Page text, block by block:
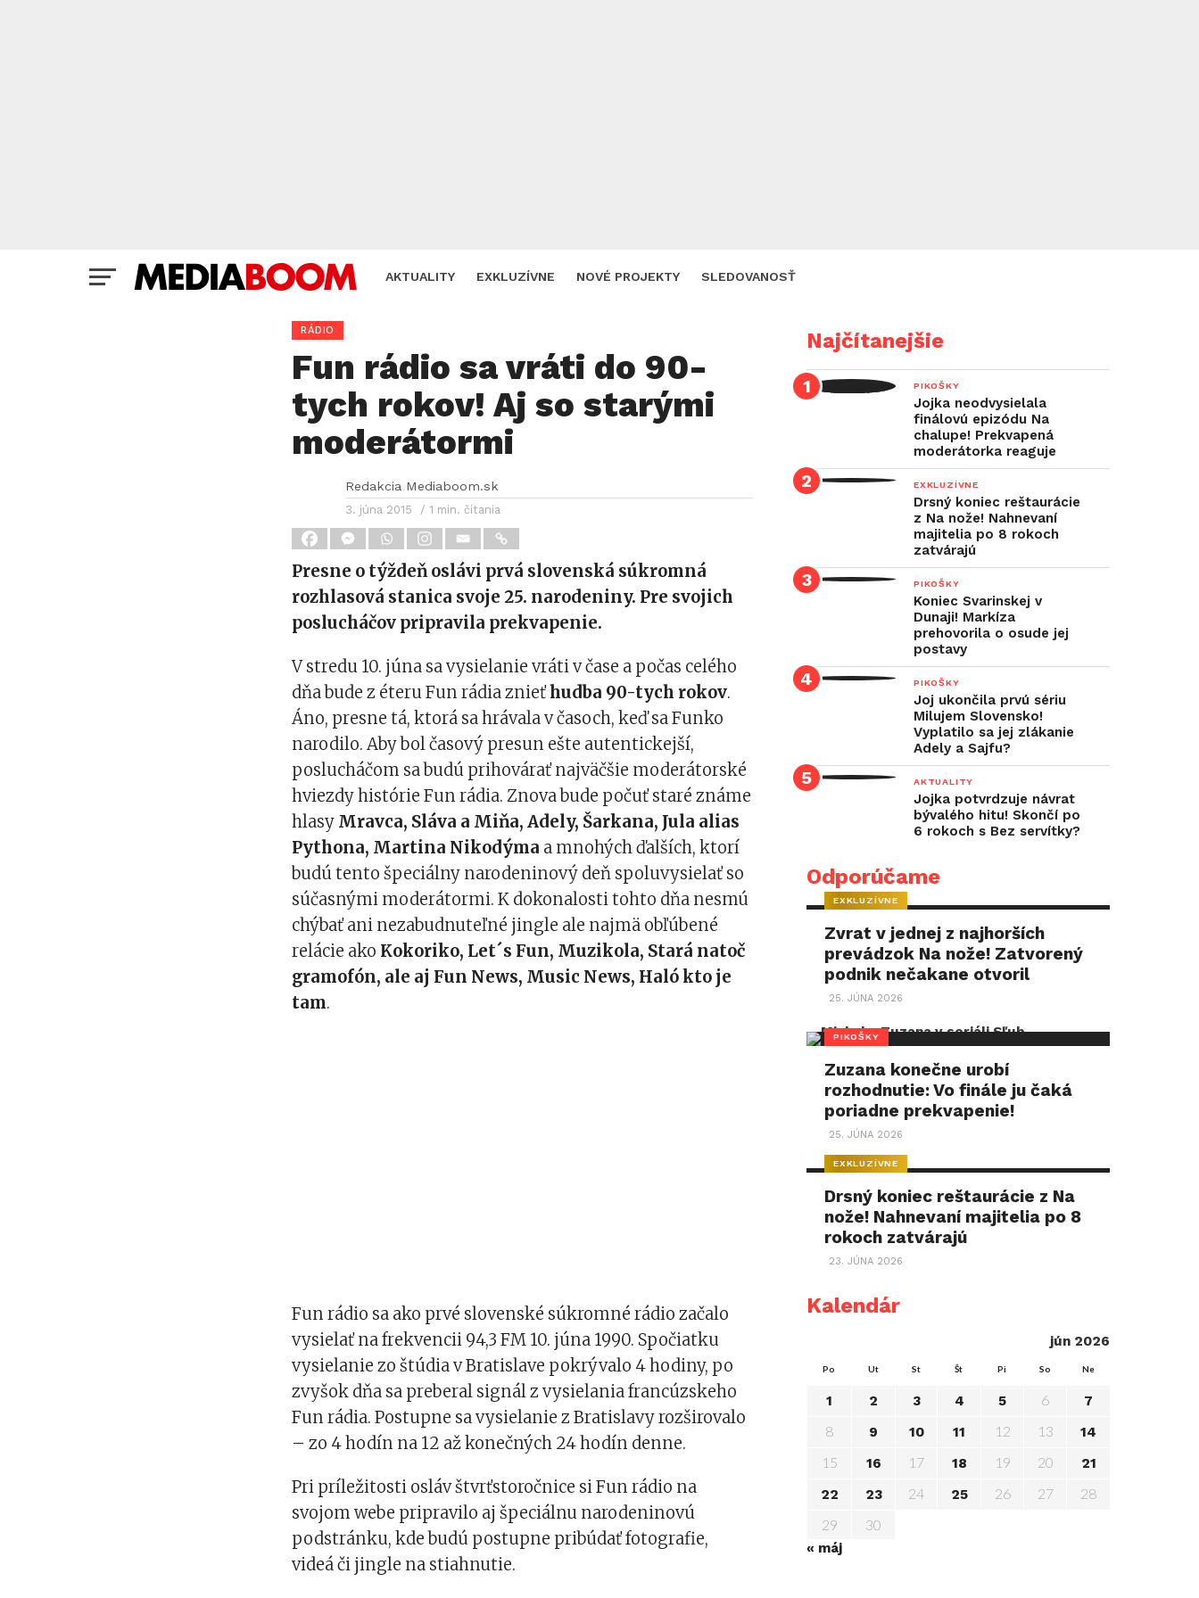
AKTUALITY EXKLUZÍVNE NOVÉ PROJEKTY SLEDOVANOSŤ
RÁDIO
Fun rádio sa vráti do 90-
tych rokov! Aj so starými
moderátormi
Redakcia Mediaboom.sk
3. júna 2015 / 1 min. čítania
Presne o týždeň oslávi prvá slovenská súkromná
rozhlasová stanica svoje 25. narodeniny. Pre svojich
poslucháčov pripravila prekvapenie.
V stredu 10. júna sa vysielanie vráti v čase a počas celého
dňa bude z éteru Fun rádia znieťhudba 90-tych rokov.
Áno, presne tá, ktorá sa hrávala v časoch, keď sa Funko
narodilo. Aby bol časový presun ešte autentickejší,
poslucháčom sa budú prihovárať najväčšie moderátorské
hviezdy histórie Fun rádia. Znova bude počuť staré známe
hlasy Mravca, Sláva a Miňa, Adely, Šarkana, Jula alias
Pythona, Martina Nikodýma a mnohých ďalších, ktorí
budú tento špeciálny narodeninový deň spoluvysielať so
súčasnými moderátormi. K dokonalosti tohto dňa nesmú
chýbať ani nezabudnuteľné jingle ale najmä obľúbené
relácie ako Kokoriko, Let´s Fun, Muzikola, Stará natoč
gramofón, ale aj Fun News, Music News, Haló kto je
tam.
Fun rádio sa ako prvé slovenské súkromné rádio začalo
vysielať na frekvencii 94,3 FM 10. júna 1990. Spočiatku
vysielanie zo štúdia v Bratislave pokrývalo 4 hodiny, po
zvyšok dňa sa preberal signál z vysielania francúzskeho
Fun rádia. Postupne sa vysielanie z Bratislavy rozširovalo
– zo 4 hodín na 12 až konečných 24 hodín denne.
Pri príležitosti osláv štvrťstoročnice si Fun rádio na
svojom webe pripravilo aj špeciálnu narodeninovú
podstránku, kde budú postupne pribúdať fotografie,
videá či jingle na stiahnutie.
Najčítanejšie
PIKOŠKY
Jojka neodvysielala
finálovú epizódu Na
chalupe! Prekvapená
moderátorka reaguje
EXKLUZÍVNE
Drsný koniec reštaurácie
z Na nože! Nahnevaní
majitelia po 8 rokoch
zatvárajú
PIKOŠKY
Koniec Svarinskej v
Dunaji! Markíza
prehovorila o osude jej
postavy
PIKOŠKY
Joj ukončila prvú sériu
Milujem Slovensko!
Vyplatilo sa jej zlákanie
Adely a Sajfu?
AKTUALITY
Jojka potvrdzuje návrat
bývalého hitu! Skončí po
6 rokoch s Bez servítky?
Odporúčame
EXKLUZÍVNE
Zvrat v jednej z najhorších
prevádzok Na nože! Zatvorený
podnik nečakane otvoril
25. JÚNA 2026
PIKOŠKY
Zuzana konečne urobí
rozhodnutie: Vo finále ju čaká
poriadne prekvapenie!
25. JÚNA 2026
EXKLUZÍVNE
Drsný koniec reštaurácie z Na
nože! Nahnevaní majitelia po 8
rokoch zatvárajú
23. JÚNA 2026
Kalendár
jún 2026
Po Ut St Št Pi So Ne
1 2 3 4 5 6 7
8 9 10 11 12 13 14
15 16 17 18 19 20
21
22
23 24 25 26 27
28
29
30
« máj